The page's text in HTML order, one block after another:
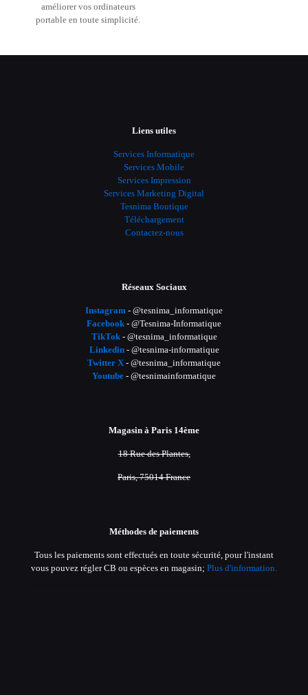
améliorer vos ordinateurs
portable en toute simplicité.
Liens utiles
Services Informatique
Services Mobile
Services Impression
Services Marketing Digital
Tesnima Boutique
Téléchargement
Contactez-nous
Réseaux Sociaux
Instagram - @tesnima_informatique
Facebook - @Tesnima-Informatique
TikTok- @tesnima_informatique
Linkedin- @tesnima-informatique
Twitter X - @tesnima_informatique
Youtube - @tesnimainformatique
Magasin à Paris 14ème
18 Rue des Plantes,
Paris, 75014 France
Méthodes de paiements
Tous les paiements sont effectués en toute sécurité, pour l'instant
vous pouvez régler CB ou espèces en magasin; Plus d'information.